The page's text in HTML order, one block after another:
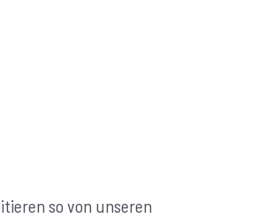
so von unseren